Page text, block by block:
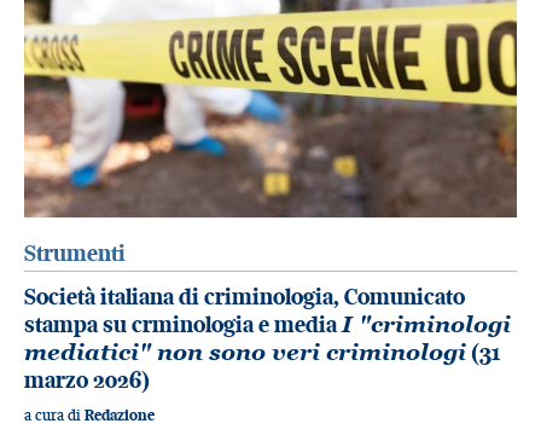
Strumenti
Società italiana di criminologia, Comunicato
stampa su crminologia e mediaI "criminologi
mediatici" non sono veri criminologi(31
marzo 2026)
a cura di Redazione